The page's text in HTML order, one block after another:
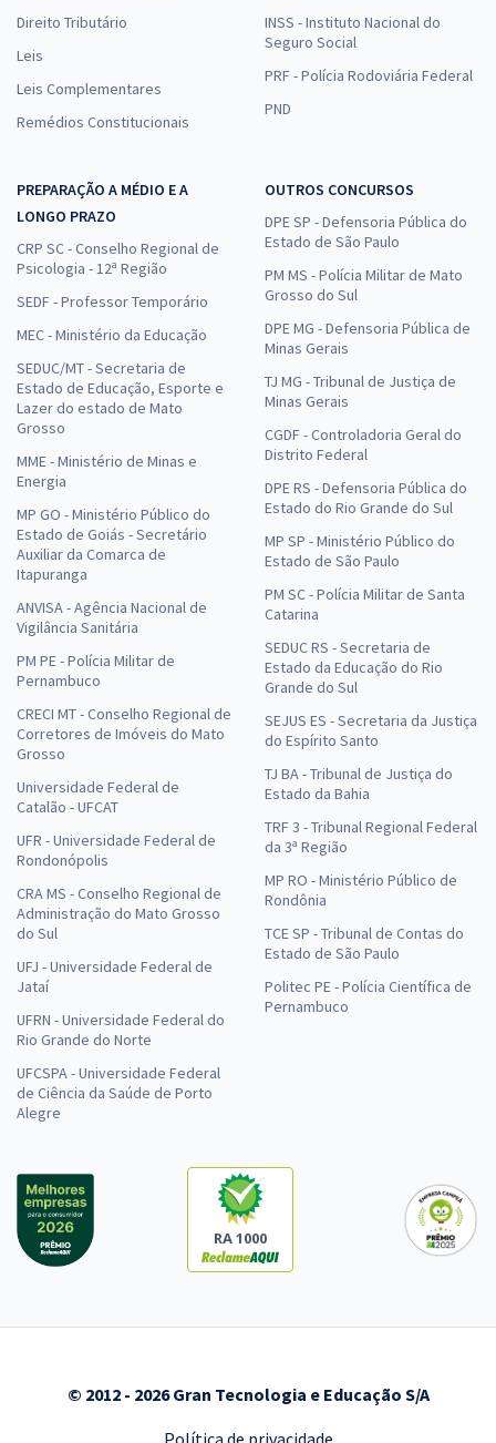
Direito Tributário
Leis
Leis Complementares
Remédios Constitucionais
INSS - Instituto Nacional do
Seguro Social
PRF - Polícia Rodoviária Federal
PND
PREPARAÇÃO A MÉDIO E A
LONGO PRAZO
CRP SC - Conselho Regional de
Psicologia - 12ª Região
SEDF - Professor Temporário
MEC - Ministério da Educação
SEDUC/MT - Secretaria de
Estado de Educação, Esporte e
Lazer do estado de Mato
Grosso
MME - Ministério de Minas e
Energia
MP GO - Ministério Público do
Estado de Goiás - Secretário
Auxiliar da Comarca de
Itapuranga
ANVISA - Agência Nacional de
Vigilância Sanitária
PM PE - Polícia Militar de
Pernambuco
CRECI MT - Conselho Regional de
Corretores de Imóveis do Mato
Grosso
Universidade Federal de
Catalão - UFCAT
UFR - Universidade Federal de
Rondonópolis
CRA MS - Conselho Regional de
Administração do Mato Grosso
do Sul
UFJ - Universidade Federal de
Jataí
UFRN - Universidade Federal do
Rio Grande do Norte
UFCSPA - Universidade Federal
de Ciência da Saúde de Porto
Alegre
OUTROS CONCURSOS
DPE SP - Defensoria Pública do
Estado de São Paulo
PM MS - Polícia Militar de Mato
Grosso do Sul
DPE MG - Defensoria Pública de
Minas Gerais
TJ MG - Tribunal de Justiça de
Minas Gerais
CGDF - Controladoria Geral do
Distrito Federal
DPE RS - Defensoria Pública do
Estado do Rio Grande do Sul
MP SP - Ministério Público do
Estado de São Paulo
PM SC - Polícia Militar de Santa
Catarina
SEDUC RS - Secretaria de
Estado da Educação do Rio
Grande do Sul
SEJUS ES - Secretaria da Justiça
do Espírito Santo
TJ BA - Tribunal de Justiça do
Estado da Bahia
TRF 3 - Tribunal Regional Federal
da 3ª Região
MP RO - Ministério Público de
Rondônia
TCE SP - Tribunal de Contas do
Estado de São Paulo
Politec PE - Polícia Científica de
Pernambuco
RA 1000
© 2012 - 2026 Gran Tecnologia e Educação S/A
Política de privacidade